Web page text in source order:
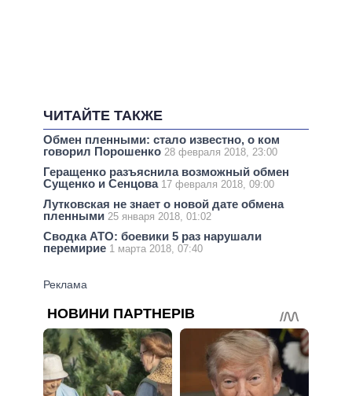
ЧИТАЙТЕ ТАКЖЕ
Обмен пленными: стало известно, о ком
говорил Порошенко 28 февраля 2018, 23:00
Геращенко разъяснила возможный обмен
Сущенко и Сенцова 17 февраля 2018, 09:00
Лутковская не знает о новой дате обмена
пленными 25 января 2018, 01:02
Сводка АТО: боевики 5 раз нарушали
перемирие 1 марта 2018, 07:40